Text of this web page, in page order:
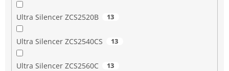
Ultra Silencer ZCS2520B 13
Ultra Silencer ZCS2540CS 13
Ultra Silencer ZCS2560C 13